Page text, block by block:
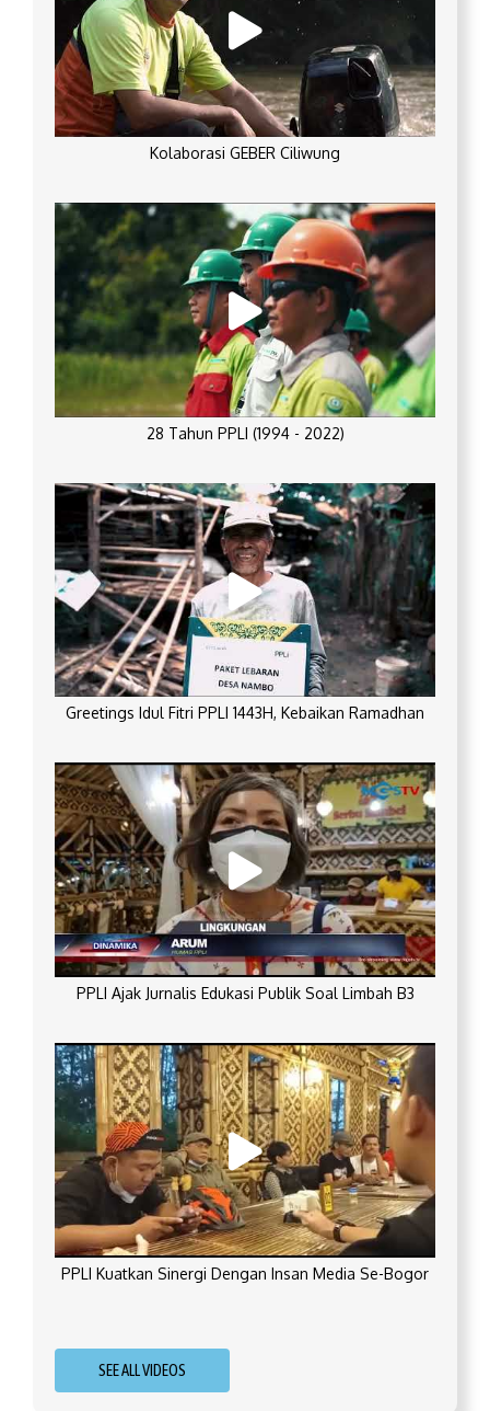
Kolaborasi GEBER Ciliwung
28 Tahun PPLI (1994 - 2022)
Greetings Idul Fitri PPLI 1443H, Kebaikan Ramadhan
PPLI Ajak Jurnalis Edukasi Publik Soal Limbah B3
PPLI Kuatkan Sinergi Dengan Insan Media Se-Bogor
SEE ALL VIDEOS